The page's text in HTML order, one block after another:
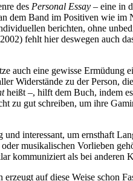
des Personal Essay – eine in
dem Band im Positiven wie
berichten, ohne
fehlt hier deswegen auch
auch eine gewisse Ermüdung
Widerstände zu der Person,
heißt –, hilft dem Buch, indem
zu gut schreiben, um ihre
interessant, um ernsthaft
musikalischen Vorlieben
kommuniziert als bei anderen
auf diese Weise schon